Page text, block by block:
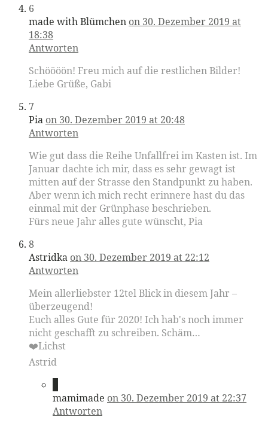
6
made with Blümchen on 30. Dezember 2019 at
18:38
Antworten
Schöööön! Freu mich auf die restlichen Bilder!
Liebe Grüße, Gabi
7
Pia on 30. Dezember 2019 at 20:48
Antworten
Wie gut dass die Reihe Unfallfrei im Kasten ist. Im
Januar dachte ich mir, dass es sehr gewagt ist
mitten auf der Strasse den Standpunkt zu haben.
Aber wenn ich mich recht erinnere hast du das
einmal mit der Grünphase beschrieben.
Fürs neue Jahr alles gute wünscht, Pia
8
Astridka on 30. Dezember 2019 at 22:12
Antworten
Mein allerliebster 12tel Blick in diesem Jahr –
überzeugend!
Euch alles Gute für 2020! Ich hab's noch immer
nicht geschafft zu schreiben. Schäm…
❤️Lichst
Astrid
mamimade on 30. Dezember 2019 at 22:37
Antworten